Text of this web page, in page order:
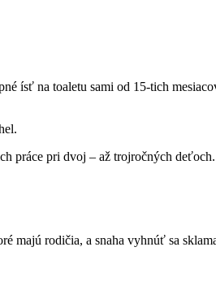
ísť na toaletu sami od 15-tich
pri dvoj – až trojročných
majú rodičia, a snaha vyhnúť sa